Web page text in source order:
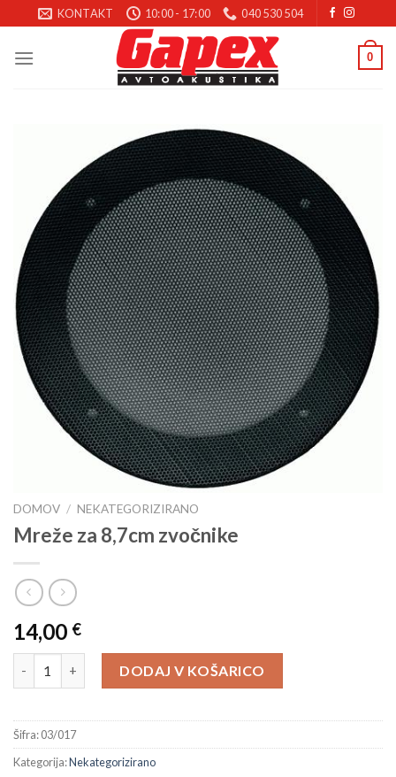
na
vsebino
KONTAKT 10:00 - 17:00 040 530 504
0
DOMOV / NEKATEGORIZIRANO
Mreže za 8,7cm zvočnike
14,00 €
DODAJ V KOŠARICO
Šifra:03/017
Kategorija:Nekategorizirano